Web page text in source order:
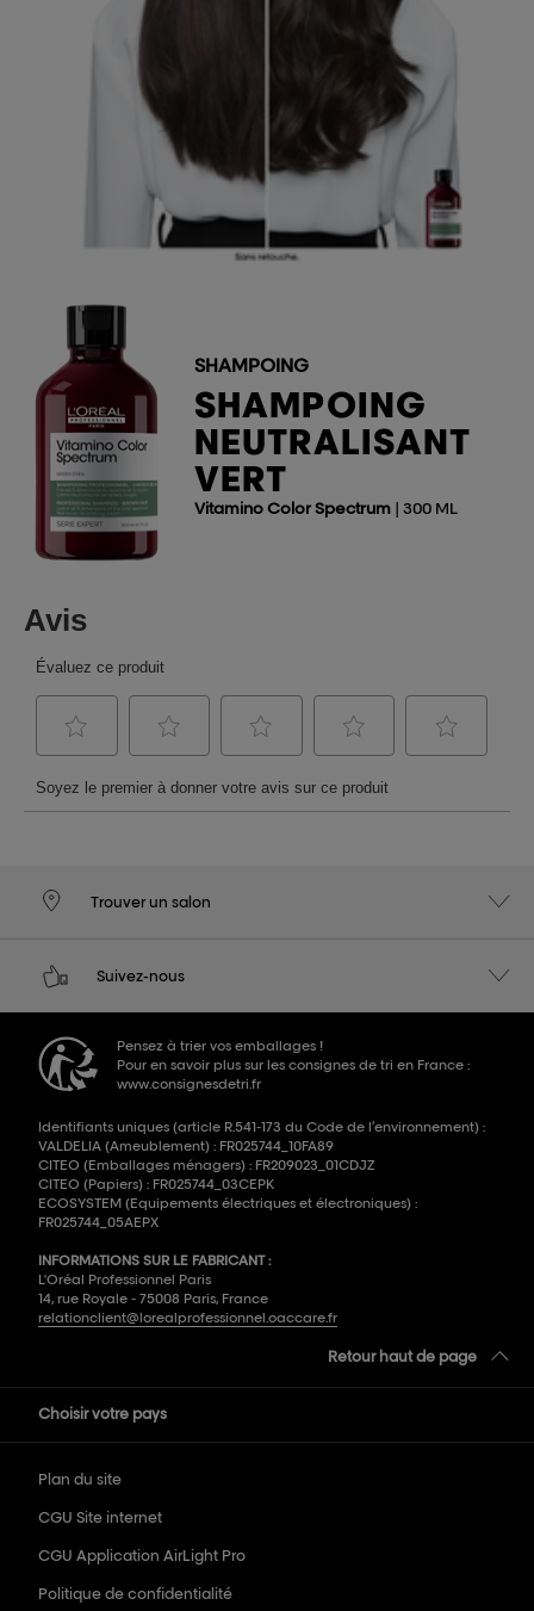
SHAMPOING
SHAMPOING
NEUTRALISANT
VERT
Vitamino Color Spectrum| 300 ML
Trouver un salon
Suivez-nous
Pensez à trier vos emballages !
Pour en savoir plus sur les consignes de tri en France :
www.consignesdetri.fr
Identifiants uniques (article R.541-173 du Code de l’environnement) :
VALDELIA (Ameublement) : FR025744_10FA89
CITEO (Emballages ménagers) : FR209023_01CDJZ
CITEO (Papiers) : FR025744_03CEPK
ECOSYSTEM (Equipements électriques et électroniques) :
FR025744_05AEPX
INFORMATIONS SUR LE FABRICANT :
L'Oréal Professionnel Paris
14, rue Royale - 75008 Paris, France
relationclient@lorealprofessionnel.oaccare.fr
Retour haut de page
Choisir votre pays
Plan du site
CGU Site internet
CGU Application AirLight Pro
Politique de confidentialité